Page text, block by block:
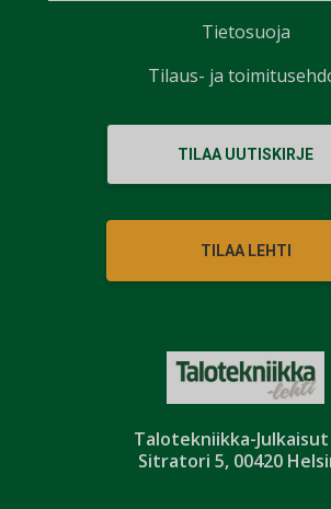
Talotekniikka-
Sitratori 5, 00420
TILAA UUTISKIRJE
TILAA LEHTI
Tietosuoja
Tilaus- ja